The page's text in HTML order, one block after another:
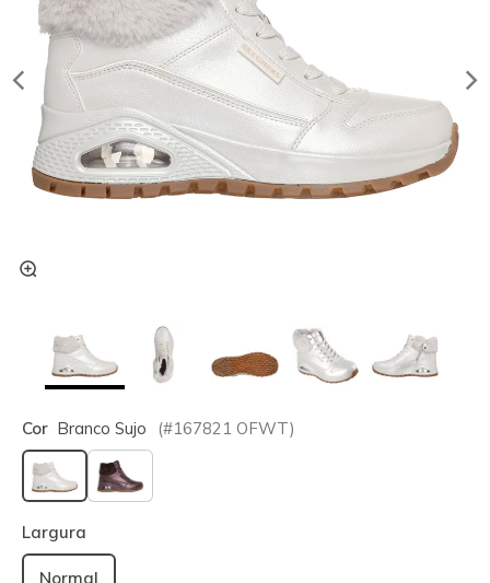
Cor Branco Sujo (#167821 OFWT)
selecionado
Largura
Normal